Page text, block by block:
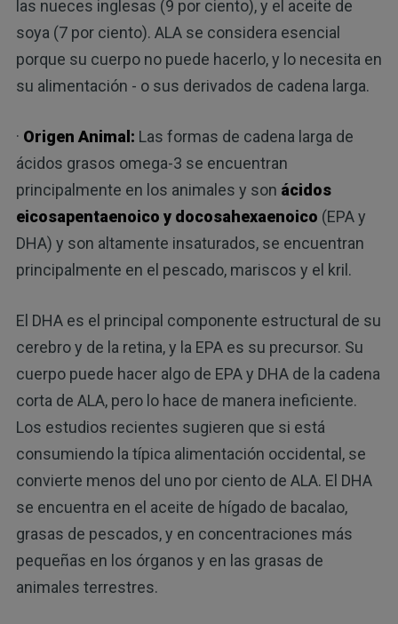
las nueces inglesas (9 por ciento), y el aceite de
soya (7 por ciento). ALA se considera esencial
porque su cuerpo no puede hacerlo, y lo necesita en
su alimentación - o sus derivados de cadena larga.
· Origen Animal: Las formas de cadena larga de
ácidos grasos omega-3 se encuentran
principalmente en los animales y son ácidos
eicosapentaenoico y docosahexaenoico (EPA y
DHA) y son altamente insaturados, se encuentran
principalmente en el pescado, mariscos y el kril.
El DHA es el principal componente estructural de su
cerebro y de la retina, y la EPA es su precursor. Su
cuerpo puede hacer algo de EPA y DHA de la cadena
corta de ALA, pero lo hace de manera ineficiente.
Los estudios recientes sugieren que si está
consumiendo la típica alimentación occidental, se
convierte menos del uno por ciento de ALA. El DHA
se encuentra en el aceite de hígado de bacalao,
grasas de pescados, y en concentraciones más
pequeñas en los órganos y en las grasas de
animales terrestres.